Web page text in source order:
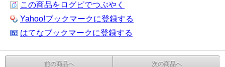
この商品をログピでつぶやく
Yahoo!ブックマークに登録する
はてなブックマークに登録する
前の商品へ 次の商品へ